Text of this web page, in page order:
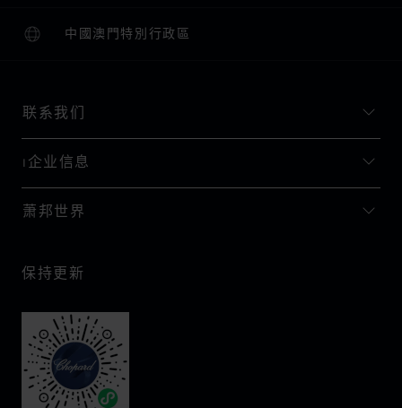
中國澳門特別行政區
本地化（更改国家/地区）
更改国家/地区
联系我们
I企业信息
萧邦世界
保持更新